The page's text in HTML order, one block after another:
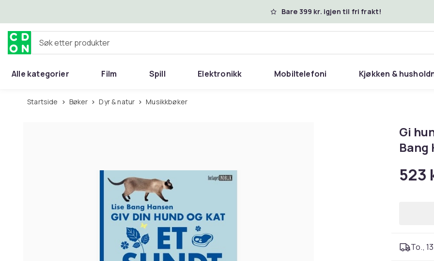
Bare 399 kr. igjen til fri frakt!
Søk etter produkter
Alle kategorier Film Spill Elektronikk Mobiltelefoni Kjøkken &
Startside Bøker Dyr & natur Musikkbøker
Gi
Bang
523
To.,